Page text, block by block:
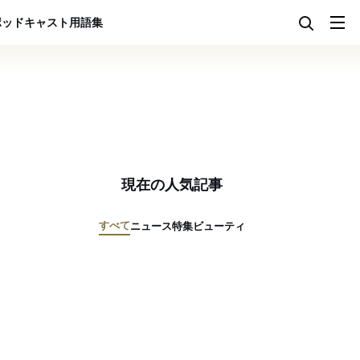
ドキャスト用語集
現在の人気記事
すべてニュース特集ビューティ